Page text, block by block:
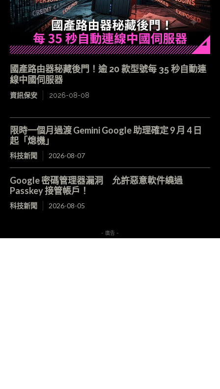
國產路由器秘藏後門！逾 20 款型號每 35 秒自動連
線中國伺服器
資訊保安 2026-08-08
限時一個月過渡 Gemini Google 助理確定 9 月 4 日
起「熄機」
科技新聞 2026-08-07
Google 密碼管理器漏洞 允許惡意軟件繞過
Passkey 接管帳戶！
科技新聞 2026-08-05
- 廣告 -